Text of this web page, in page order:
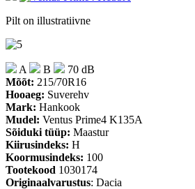
Pilt on illustratiivne
A B
70 dB
Mõõt: 215/70R16
Hooaeg: Suverehv
Mark: Hankook
Mudel: Ventus Prime4 K135A
Sõiduki tüüp: Maastur
Kiirusindeks: H
Koormusindeks: 100
Tootekood 1030174
Originaalvarustus: Dacia